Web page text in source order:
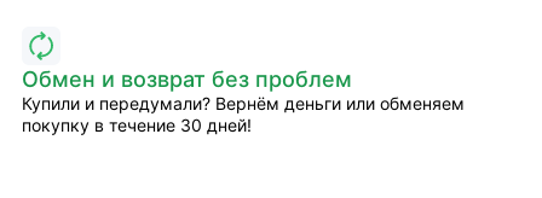
Обмен и возврат без проблем
Купили и передумали? Вернём деньги или обменяем
покупку в течение 30 дней!